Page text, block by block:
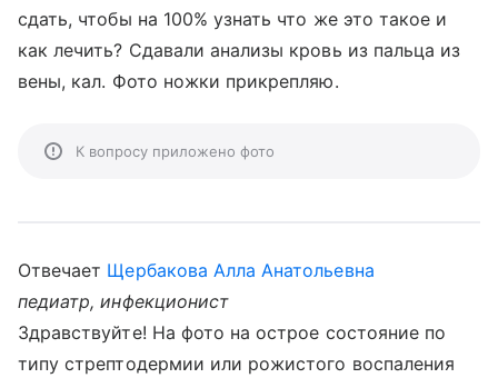
сдать, чтобы на 100% узнать что же это такое и
как лечить? Сдавали анализы кровь из пальца из
вены, кал. Фото ножки прикрепляю.
К вопросу приложено фото
Отвечает Щербакова Алла Анатольевна
педиатр, инфекционист
Здравствуйте! На фото на острое состояние по
типу стрептодермии или рожистого воспаления